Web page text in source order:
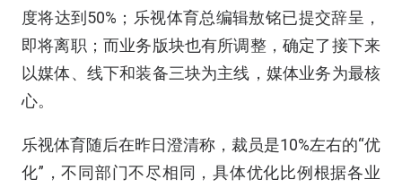
度将达到50%；乐视体育总编辑敖铭已提交辞呈，
即将离职；而业务版块也有所调整，确定了接下来
以媒体、线下和装备三块为主线，媒体业务为最核
心。
乐视体育随后在昨日澄清称，裁员是10%左右的“优
化”，不同部门不尽相同，具体优化比例根据各业